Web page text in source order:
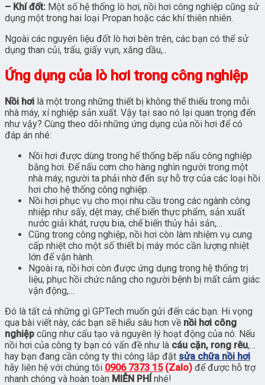
– Khí đốt: Một số hệ thống lò hơi, nồi hơi công nghiệp cũng sử
dụng một trong hai loại Propan hoặc các khí thiên nhiên.
Ngoài các nguyên liệu đốt lò hơi bên trên, các bạn có thể sử
dụng than củi, trấu, giấy vụn, xăng dầu,..
Ứng dụng của lò hơi trong công nghiệp
Nồi hơi là một trong những thiết bị không thế thiếu trong mỗi
nhà máy, xí nghiệp sản xuất. Vậy tại sao nó lại quan trọng đến
như vậy? Cùng theo dõi những ứng dụng của nồi hơi để có
đáp án nhé:
Nồi hơi được dùng trong hế thống bếp nấu công nghiệp
bằng hơi. Để nấu cơm cho hàng nghìn người trong một
nhà máy, người ta phải nhờ đến sự hỗ trợ của các loại hồi
hơi cho hệ thống công nghiệp.
Nồi hơi phục vụ cho mọi nhu cầu trong các ngành công
nhiệp như sấy, dệt may, chế biến thực phẩm, sản xuất
nước giải khát, rượu bia, chế biến thủy hải sản,…
Cũng trong công nghiệp, nồi hơi còn làm nhiệm vụ cung
cấp nhiệt cho một số thiết bị máy móc cần lượng nhiệt
lớn để vận hành.
Ngoài ra, nồi hơi còn được ứng dụng trong hệ thống trị
liệu, phục hồi chức năng cho người bệnh bị mất cảm giác
vận động,…
Đó là tất cả những gì GPTech muốn gửi đến các bạn. Hi vọng
qua bài viết này, các bạn sẽ hiểu sâu hơn về nồi hơi công
nghiệp cũng như cấu tạo và nguyên lý hoạt động của nó. Nếu
nồi hơi của công ty bạn có vấn đề như là cáu cặn, rong rêu,…
hay bạn đang cần công ty thi công lắp đặt sửa chữa nồi hơi
hãy liên hệ với chúng tôi 0906 7373 15(Zalo) để được hỗ trợ
nhanh chóng và hoàn toàn MIỄN PHÍ nhé!